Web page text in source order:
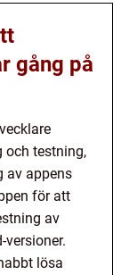
gång på
och testning,
av appens
för att
av
versioner.
lösa